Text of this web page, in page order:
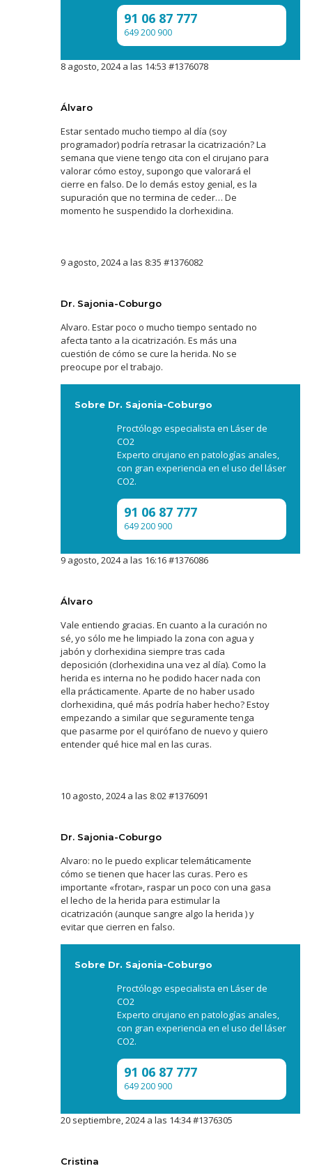
91 06 87 777
649 200 900
8 agosto, 2024 a las 14:53 #1376078
Álvaro
Estar sentado mucho tiempo al día (soy
programador) podría retrasar la cicatrización? La
semana que viene tengo cita con el cirujano para
valorar cómo estoy, supongo que valorará el
cierre en falso. De lo demás estoy genial, es la
supuración que no termina de ceder… De
momento he suspendido la clorhexidina.
9 agosto, 2024 a las 8:35 #1376082
Dr. Sajonia-Coburgo
Alvaro. Estar poco o mucho tiempo sentado no
afecta tanto a la cicatrización. Es más una
cuestión de cómo se cure la herida. No se
preocupe por el trabajo.
Sobre Dr. Sajonia-Coburgo
Proctólogo especialista en Láser de
CO2
Experto cirujano en patologías anales,
con gran experiencia en el uso del láser
CO2.
91 06 87 777
649 200 900
9 agosto, 2024 a las 16:16#1376086
Álvaro
Vale entiendo gracias. En cuanto a la curación no
sé, yo sólo me he limpiado la zona con agua y
jabón y clorhexidina siempre tras cada
deposición (clorhexidina una vez al día). Como la
herida es interna no he podido hacer nada con
ella prácticamente. Aparte de no haber usado
clorhexidina, qué más podría haber hecho? Estoy
empezando a similar que seguramente tenga
que pasarme por el quirófano de nuevo y quiero
entender qué hice mal en las curas.
10 agosto, 2024 a las 8:02#1376091
Dr. Sajonia-Coburgo
Alvaro: no le puedo explicar telemáticamente
cómo se tienen que hacer las curas. Pero es
importante «frotar», raspar un poco con una gasa
el lecho de la herida para estimular la
cicatrización (aunque sangre algo la herida ) y
evitar que cierren en falso.
Sobre Dr. Sajonia-Coburgo
Proctólogo especialista en Láser de
CO2
Experto cirujano en patologías anales,
con gran experiencia en el uso del láser
CO2.
91 06 87 777
649 200 900
20 septiembre, 2024 a las 14:34#1376305
Cristina